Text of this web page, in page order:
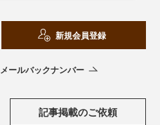
新規会員登録
メールバックナンバー
記事掲載のご依頼